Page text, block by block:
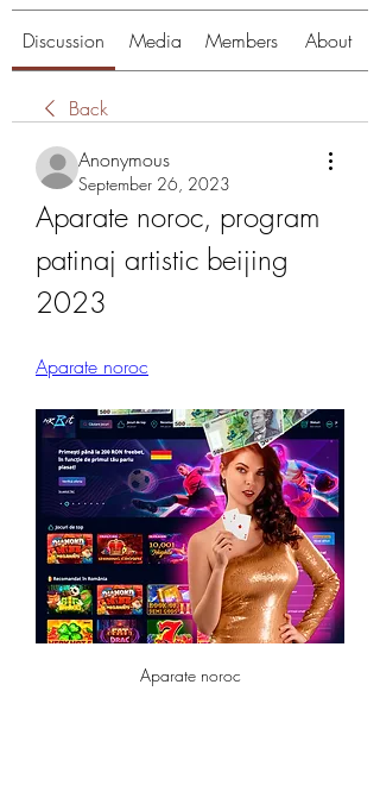
Discussion Media Members About
Back
Anonymous
September 26, 2023
Aparate noroc, program
patinaj artistic beijing
2023
Aparate noroc
Aparate noroc